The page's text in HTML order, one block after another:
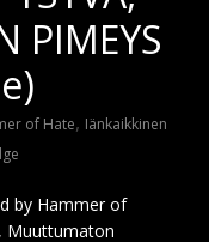
PIMEYS
of Hate, Iänkaikkinen
by Hammer of
Muuttumaton